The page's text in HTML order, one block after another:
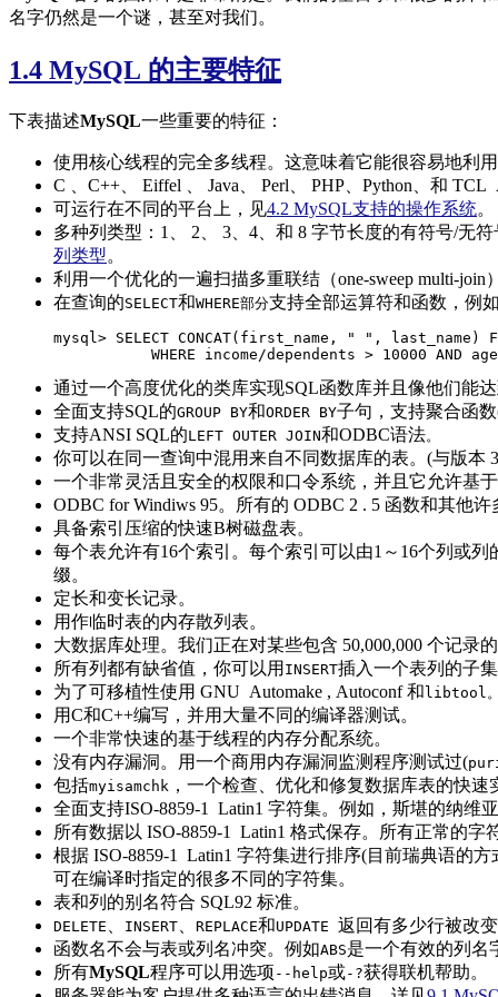
名字仍然是一个谜，甚至对我们。
1.4 MySQL 的主要特征
下表描述MySQL一些重要的特征：
使用核心线程的完全多线程。这意味着它能很容易地利
C 、C++、 Eiffel 、 Java、 Perl、 PHP、Python、和
可运行在不同的平台上，见4.2 MySQL支持的操作系统。
多种列类型：1、 2、 3、4、和 8 字节长度的有符号/无
列类型。
利用一个优化的一遍扫描多重联结（one-sweep multi-
在查询的SELECT和WHERE部分支持全部运算符和函数，例
mysql> SELECT CONCAT(first_name, " ", last_name)
WHERE income/dependents > 10000 AND
通过一个高度优化的类库实现SQL函数库并且像他们能
全面支持SQL的GROUP BY和ORDER BY子句，支持聚合函
支持ANSI SQL的LEFT OUTER JOIN和ODBC语法。
你可以在同一查询中混用来自不同数据库的表。(与版本
一个非常灵活且安全的权限和口令系统，并且它允许基
ODBC for Windiws 95。所有的 ODBC 2 . 5 函数和其他
具备索引压缩的快速B树磁盘表。
每个表允许有16个索引。每个索引可以由1～16个列或
缀。
定长和变长记录。
用作临时表的内存散列表。
大数据库处理。我们正在对某些包含 50,000,000 个记录
所有列都有缺省值，你可以用 INSERT插入一个表列的子
为了可移植性使用 GNU Automake , Autoconf 和 libtool
用C和C++编写，并用大量不同的编译器测试。
一个非常快速的基于线程的内存分配系统。
没有内存漏洞。用一个商用内存漏洞监测程序测试过(
包括myisamchk ，一个检查、优化和修复数据库表的快速
全面支持ISO-8859-1 Latin1 字符集。例如，斯堪的纳维
所有数据以 ISO-8859-1 Latin1 格式保存。所有正常的字
根据 ISO-8859-1 Latin1 字符集进行排序(目前瑞典语的
可在编译时指定的很多不同的字符集。
表和列的别名符合 SQL92 标准。
DELETE INSERT REPLACE和UPDATE 返回有多少行被改
函数名不会与表或列名冲突。例如ABS是一个有效的列名
所有MySQL程序可以用选项 --help或-?获得联机帮助。